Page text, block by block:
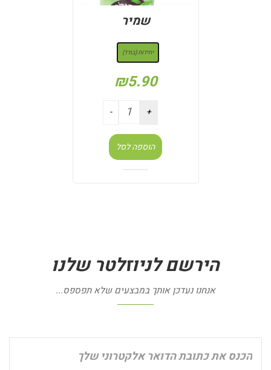
שמיר
יחידות (בודד)
₪5.90
הוספה לסל
הירשםלניוזלטר שלנו
אנחנו נעדכן אותך במבצעים שלא תפספס...